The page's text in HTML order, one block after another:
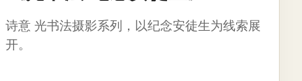
诗意 光书法摄影系列，以纪念安徒生为线索展
开。